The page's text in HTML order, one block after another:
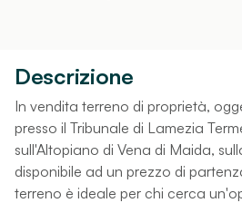
Descrizione
In vendita terreno di proprietà,
presso il Tribunale di Lamezia
sull'Altopiano di Vena di Maida,
disponibile ad un prezzo di
terreno è ideale per chi cerca